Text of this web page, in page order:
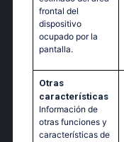
frontal del
dispositivo
ocupado por la
pantalla.
Otras
características
Información de
otras funciones y
características de